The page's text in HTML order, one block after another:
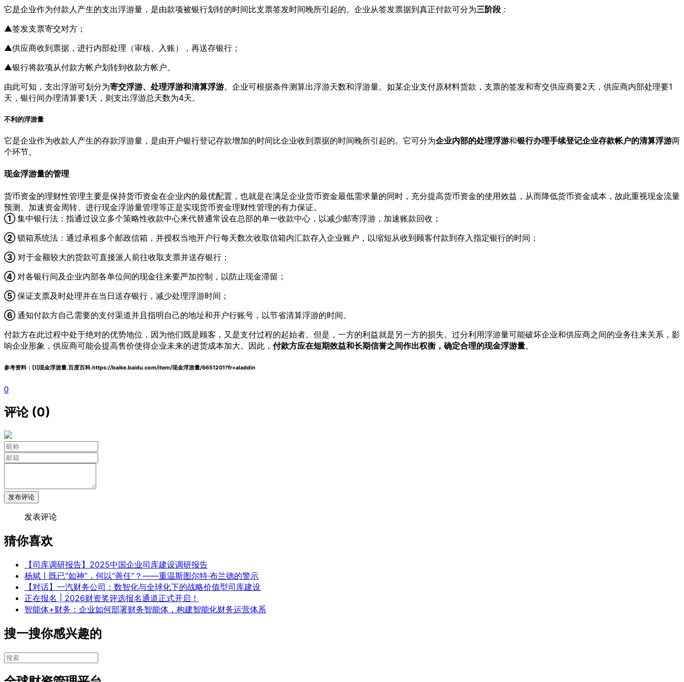
它是企业作为付款人产生的支出浮游量，是由款项被银行划转的时间比支票签发时间晚所引起的。企业从签发票据到真正付款可分为三阶段 ：
▲签发支票寄交对方；
▲供应商收到票据，进行内部处理（审核、入账），再送存银行；
▲银行将款项从付款方帐户划转到收款方帐户。
由此可知，支出浮游可划分为寄交浮游、处理浮游和清算浮游。企业可根据条件测算出浮游天数和浮游量。如某企业支付原材料货款，支票的签发和寄交供应商要2天，供应商内部处理要1
天，银行间办理清算要1天，则支出浮游总天数为4天。
不利的浮游量
它是企业作为收款人产生的存款浮游量，是由开户银行登记存款增加的时间比企业收到票据的时间晚所引起的。它可分为企业内部的处理浮游和银行办理手续登记企业存款帐户的清算浮游两
个环节。
现金浮游量的管理
货币资金的理财性管理主要是保持货币资金在企业内的最优配置，也就是在满足企业货币资金最低需求量的同时，充分提高货币资金的使用效益，从而降低货币资金成本，故此重视现金流量
预测、加速资金周转、进行现金浮游量管理等正是实现货币资金理财性管理的有力保证。
① 集中银行法：指通过设立多个策略性收款中心来代替通常设在总部的单一收款中心，以减少邮寄浮游，加速账款回收；
② 锁箱系统法：通过承租多个邮政信箱，并授权当地开户行每天数次收取信箱内汇款存入企业账户，以缩短从收到顾客付款到存入指定银行的时间；
③ 对于金额较大的货款可直接派人前往收取支票并送存银行；
④ 对各银行间及企业内部各单位间的现金往来要严加控制，以防止现金滞留；
⑤ 保证支票及时处理并在当日送存银行，减少处理浮游时间；
⑥ 通知付款方自己需要的支付渠道并且指明自己的地址和开户行账号，以节省清算浮游的时间。
付款方在此过程中处于绝对的优势地位，因为他们既是顾客，又是支付过程的起始者。但是，一方的利益就是另一方的损失。过分利用浮游量可能破坏企业和供应商之间的业务往来关系，影
响企业形象，供应商可能会提高售价使得企业未来的进货成本加大。因此， 付款方应在短期效益和长期信誉之间作出权衡，确定合理的现金浮游量。
参考资料：[1]现金浮游量.百度百科.https://baike.baidu.com/item/现金浮游量/6651201?fr=aladdin
0
评论 (0)
发布评论
发表评论
猜你喜欢
【司库调研报告】2025中国企业司库建设调研报告
杨斌丨既已“如神”，何以“善任”？——重温斯图尔特·布兰德的警示
【对话】一汽财务公司：数智化与全球化下的战略价值型司库建设
正在报名 | 2026财资奖评选报名通道正式开启！
智能体+财务：企业如何部署财务智能体，构建智能化财务运营体系
搜一搜你感兴趣的